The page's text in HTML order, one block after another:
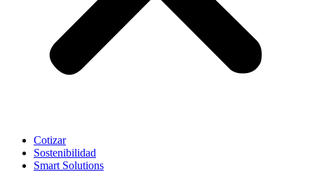
Cotizar
Sostenibilidad
Smart Solutions